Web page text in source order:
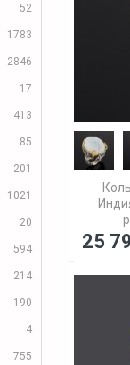
52
1783
2846
17
413
85
201
1021
20
594
214
190
4
755
25